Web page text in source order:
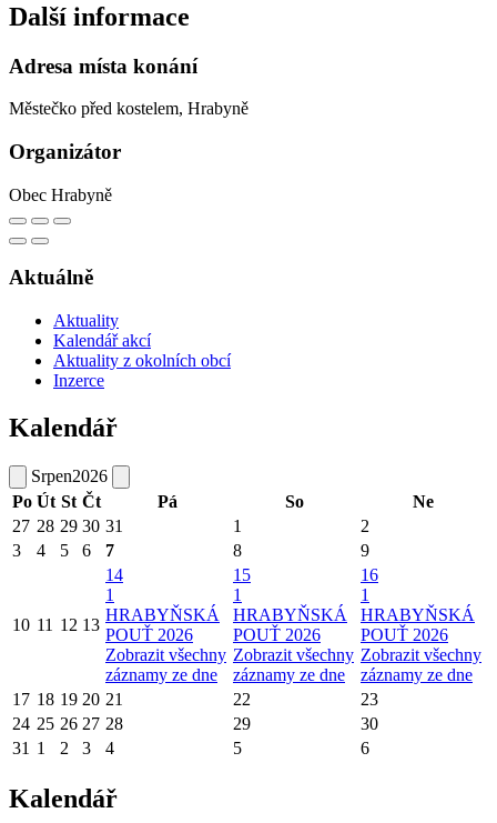
Další informace
Adresa místa konání
Městečko před kostelem, Hrabyně
Organizátor
Obec Hrabyně
Aktuálně
Aktuality
Kalendář akcí
Aktuality z okolních obcí
Inzerce
Kalendář
Srpen2026
Po Út St Čt Pá So
Ne
27 28 29 30 31 1
2
3
4 5 6 7 8 9
10 11 12 13
14
1
HRABYŇSKÁ
POUŤ 2026
Zobrazit všechny
záznamy ze dne
15
1
HRABYŇSKÁ
POUŤ 2026
Zobrazit všechny
záznamy ze dne
16
1
HRABYŇSKÁ
POUŤ 2026
Zobrazit všechny
záznamy ze dne
17 18 19 20 21 22
23
24 25 26 27 28 29
30
31 1 2 3 4 5 6
Kalendář